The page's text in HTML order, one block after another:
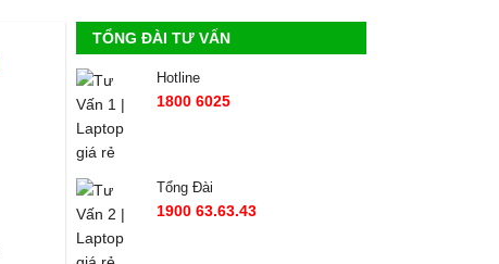
TỔNG ĐÀI TƯ VẤN
Hotline
1800 6025
Tổng Đài
1900 63.63.43